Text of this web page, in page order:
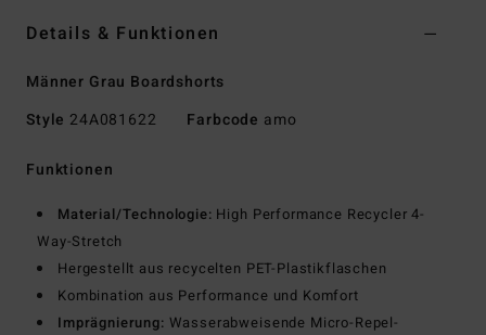
Details & Funktionen
Männer Grau Boardshorts
Style 24A081622 Farbcode amo
Funktionen
Material/Technologie: High Performance Recycler 4-
Way-Stretch
Hergestellt aus recycelten PET-Plastikflaschen
Kombination aus Performance und Komfort
Imprägnierung: Wasserabweisende Micro-Repel-